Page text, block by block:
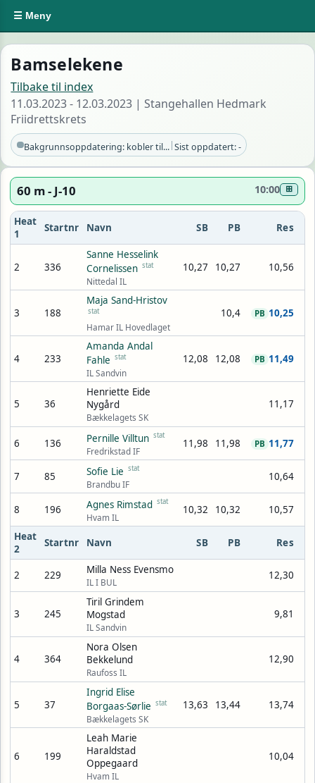
☰ Meny
Bamselekene
Tilbake til index
11.03.2023 - 12.03.2023 | Stangehallen Hedmark
Friidrettskrets
Bakgrunnsoppdatering: kobler til...|Sist oppdatert: -
60 m - J-10 10:00 ⊞
Heat
1
Startnr Navn SB PB Res
2 336
Sanne Hesselink
Cornelissen stat
Nittedal IL
10,27 10,27 10,56
3 188
Maja Sand-Hristov
stat
Hamar IL Hovedlaget
10,4 10,25
PB
4 233
Amanda Andal
Fahle stat
IL Sandvin
12,08 12,08 11,49
PB
5 36
Henriette Eide
Nygård
Bækkelagets SK
11,17
6 136 Pernille Villtun stat
Fredrikstad IF
11,98 11,98 11,77
PB
7 85 Sofie Lie stat
Brandbu IF
10,64
8 196 Agnes Rimstad stat
Hvam IL
10,32 10,32 10,57
Heat
2
Startnr Navn SB PB Res
2 229 Milla Ness Evensmo
IL I BUL
12,30
3 245
Tiril Grindem
Mogstad
IL Sandvin
9,81
4 364
Nora Olsen
Bekkelund
Raufoss IL
12,90
5 37
Ingrid Elise
Borgaas-Sørlie stat
Bækkelagets SK
13,63 13,44 13,74
6 199
Leah Marie
Haraldstad
Oppegaard
Hvam IL
10,04